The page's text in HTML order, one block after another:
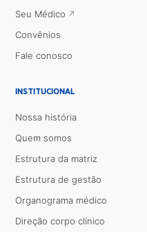
Seu Médico
Convênios
Fale conosco
INSTITUCIONAL
Nossa história
Quem somos
Estrutura da matriz
Estrutura de gestão
Organograma médico
Direção corpo clínico